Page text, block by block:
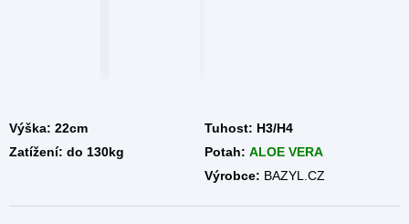
Výška: 22cm Tuhost: H3/H4
Zatížení: do 130kg Potah: ALOE VERA
Výrobce: BAZYL.CZ